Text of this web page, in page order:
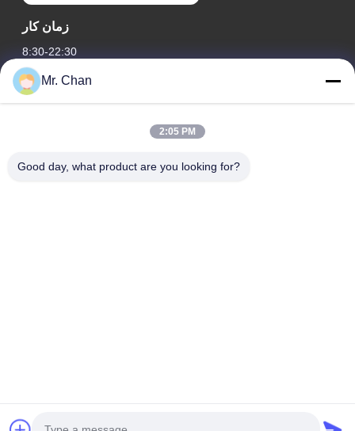
زمان کار
8:30-22:30
آدرس ما
Mr. Chan
2:05 PM
Good day, what product are you looking for?